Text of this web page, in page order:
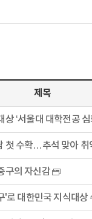
제목
‘서울대 대학전공 심
첫 수확…추석 맞아 취
구의 자신감
'로 대한민국 지식대상